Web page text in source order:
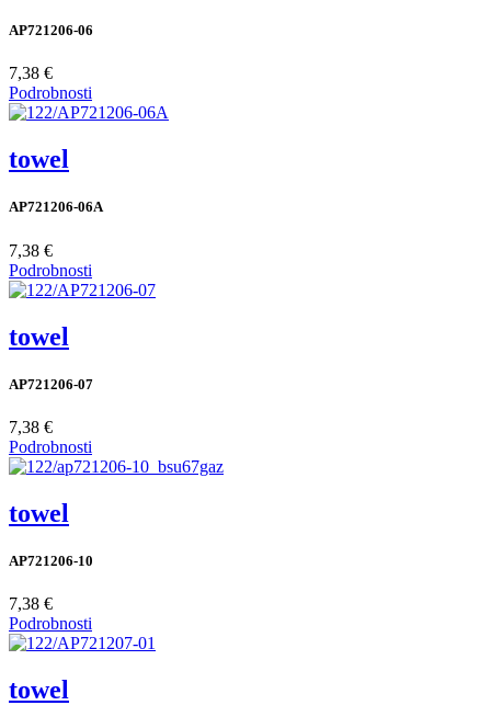
AP721206-06
7,38 €
Podrobnosti
towel
AP721206-06A
7,38 €
Podrobnosti
towel
AP721206-07
7,38 €
Podrobnosti
towel
AP721206-10
7,38 €
Podrobnosti
towel